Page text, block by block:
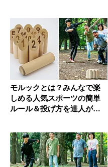
モルックとは？みんなで楽
しめる人気スポーツの簡単
ルール＆投げ方を達人が解